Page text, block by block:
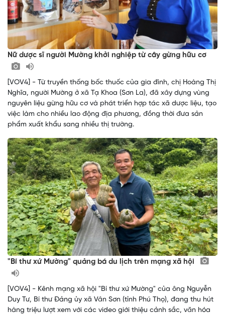
Nữ dược sĩ người Mường khởi nghiệp từ cây gừng hữu cơ
[VOV4] - Từ truyền thống bốc thuốc của gia đình, chị Hoàng Thị
Nghĩa, người Mường ở xã Tạ Khoa (Sơn La), đã xây dựng vùng
nguyên liệu gừng hữu cơ và phát triển hợp tác xã dược liệu, tạo
việc làm cho nhiều lao động địa phương, đồng thời đưa sản
phẩm xuất khẩu sang nhiều thị trường.
"Bí thư xứ Mường" quảng bá du lịch trên mạng xã hội
[VOV4] - Kênh mạng xã hội "Bí thư xứ Mường" của ông Nguyễn
Duy Tư, Bí thư Đảng ủy xã Vân Sơn (tỉnh Phú Thọ), đang thu hút
hàng triệu lượt xem với các video giới thiệu cảnh sắc, văn hóa